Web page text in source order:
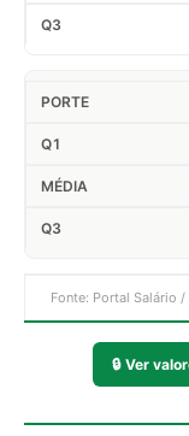
Fonte: Portal Salário /
🔒 Ver